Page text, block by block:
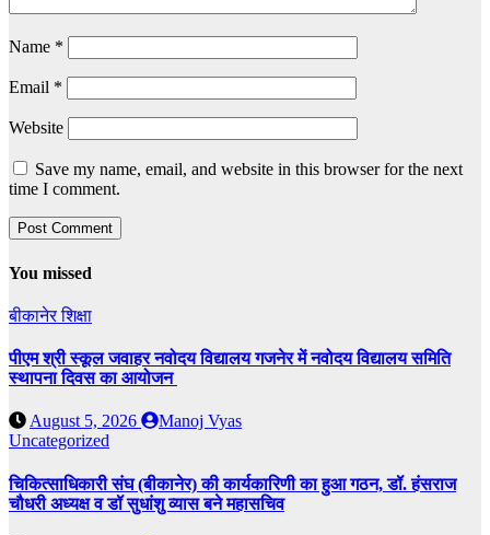
Name *
Email *
Website
Save my name, email, and website in this browser for the next
time I comment.
You missed
बीकानेरशिक्षा
पीएम श्री स्कूल जवाहर नवोदय विद्यालय गजनेर में नवोदय विद्यालय समिति
स्थापना दिवस का आयोजन
August 5, 2026
Manoj Vyas
Uncategorized
चिकित्साधिकारी संघ (बीकानेर) की कार्यकारिणी का हुआ गठन, डॉ. हंसराज
चौधरी अध्यक्ष व डॉ सुधांशु व्यास बने महासचिव